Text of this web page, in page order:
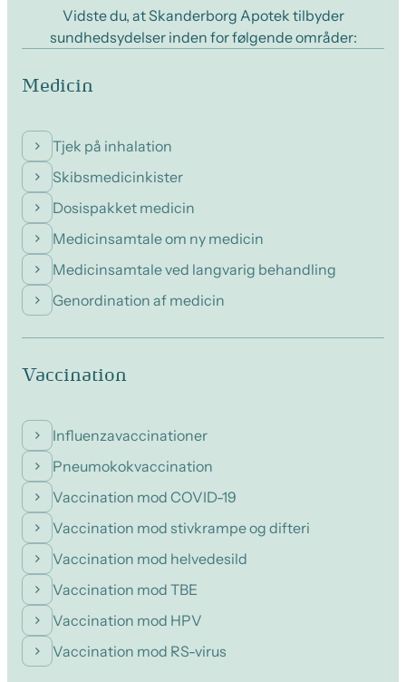
Vidste du, at Skanderborg Apotek tilbyder
sundhedsydelser inden for følgende områder:
Medicin
Tjek på inhalation
Skibsmedicinkister
Dosispakket medicin
Medicinsamtale om ny medicin
Medicinsamtale ved langvarig behandling
Genordination af medicin
Vaccination
Influenzavaccinationer
Pneumokokvaccination
Vaccination mod COVID-19
Vaccination mod stivkrampe og difteri
Vaccination mod helvedesild
Vaccination mod TBE
Vaccination mod HPV
Vaccination mod RS-virus